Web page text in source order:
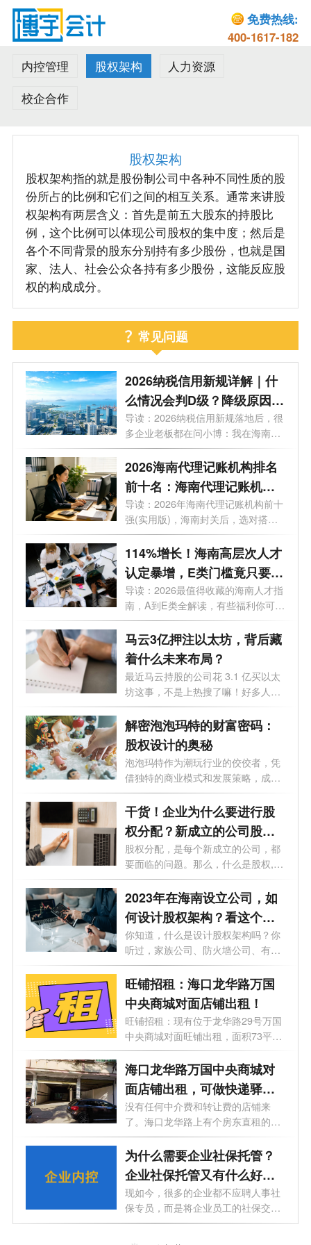
免费热线:
400-1617-182
内控管理
股权架构
人力资源
校企合作
股权架构
股权架构指的就是股份制公司中各种不同性质的股
份所占的比例和它们之间的相互关系。通常来讲股
权架构有两层含义：首先是前五大股东的持股比
例，这个比例可以体现公司股权的集中度；然后是
各个不同背景的股东分别持有多少股份，也就是国
家、法人、社会公众各持有多少股份，这能反应股
权的构成成分。
常见问题
2026纳税信用新规详解｜什
么情况会判D级？降级原因及
信用修复方法
导读：2026纳税信用新规落地后，很
多企业老板都在问小博：我在海南的
企业...
2026海南代理记账机构排名
前十名：海南代理记账机构
哪家好？
导读：2026年海南代理记账机构前十
强(实用版)，海南封关后，选对搭档
可以少...
114%增长！海南高层次人才
认定暴增，E类门槛竟只要个
税5万/年
导读：2026最值得收藏的海南人才指
南，A到E类全解读，有些福利你可能
根本不...
马云3亿押注以太坊，背后藏
着什么未来布局？
最近马云持股的公司花 3.1 亿买以太
坊这事，不是上热搜了嘛！好多人都
纳闷...
解密泡泡玛特的财富密码：
股权设计的奥秘
泡泡玛特作为潮玩行业的佼佼者，凭
借独特的商业模式和发展策略，成功
赢得...
干货！企业为什么要进行股
权分配？新成立的公司股权
怎么分配？
股权分配，是每个新成立的公司，都
要面临的问题。那么，什么是股权,股
权...
2023年在海南设立公司，如
何设计股权架构？看这个就
够了！
你知道，什么是设计股权架构吗？你
听过，家族公司、防火墙公司、有限
合伙...
旺铺招租：海口龙华路万国
中央商城对面店铺出租！
旺铺招租：现有位于龙华路29号万国
中央商城对面旺铺出租，面积73平方
和140...
海口龙华路万国中央商城对
面店铺出租，可做快递驿站
和物流仓储
没有任何中介费和转让费的店铺来
了。海口龙华路上有个房东直租的铺
面招租...
为什么需要企业社保托管？
企业社保托管又有什么好
处？
现如今，很多的企业都不应聘人事社
保专员，而是将企业员工的社保交给
第三...